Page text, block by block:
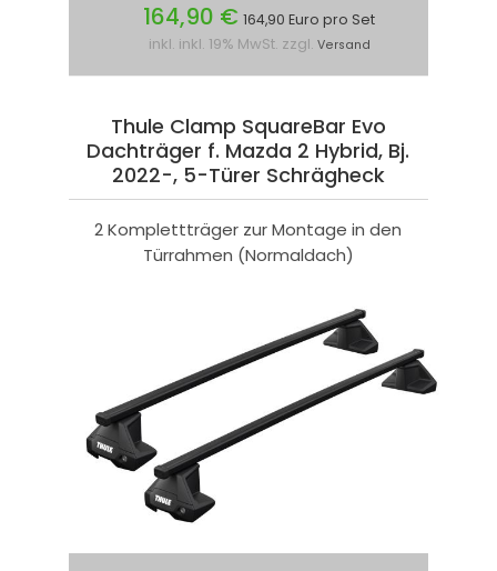
164,90 € 164,90 Euro pro Set
inkl. inkl. 19% MwSt. zzgl. Versand
Thule Clamp SquareBar Evo
Dachträger f. Mazda 2 Hybrid, Bj.
2022-, 5-Türer Schrägheck
2 Komplettträger zur Montage in den
Türrahmen (Normaldach)